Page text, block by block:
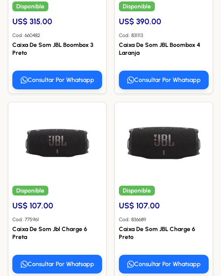
Disponible
US$ 315.00
Cod.: 660482
Caixa De Som JBL Boombox 3
Preto
Consultar Por Whatsapp
Disponible
US$ 390.00
Cod.: 831113
Caixa De Som JBL Boombox 4
Laranja
Consultar Por Whatsapp
Disponible
US$ 107.00
Cod.: 775961
Caixa De Som Jbl Charge 6
Preta
Consultar Por Whatsapp
Disponible
US$ 107.00
Cod.: 836689
Caixa De Som JBL Charge 6
Preto
Consultar Por Whatsapp